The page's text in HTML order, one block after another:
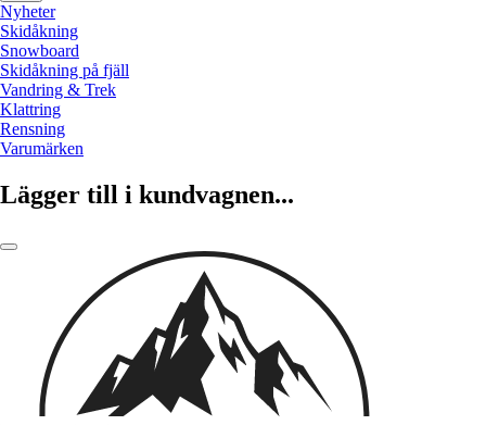
Nyheter
Skidåkning
Snowboard
Skidåkning på fjäll
Vandring & Trek
Klattring
Rensning
Varumärken
Lägger till i kundvagnen...